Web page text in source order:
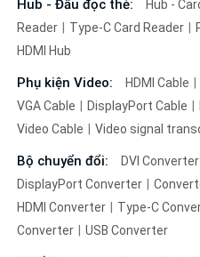
Hub - Đầu đọc thẻ: Hub -
Reader
Type-C Card Reader
HDMI Hub
Phụ kiện Video: HDMI Cable
VGA Cable
DisplayPort Cable
Video Cable
Video signal
Bộ chuyển đổi: DVI Converter
DisplayPort Converter
HDMI Converter
Type-C
Converter
USB Converter